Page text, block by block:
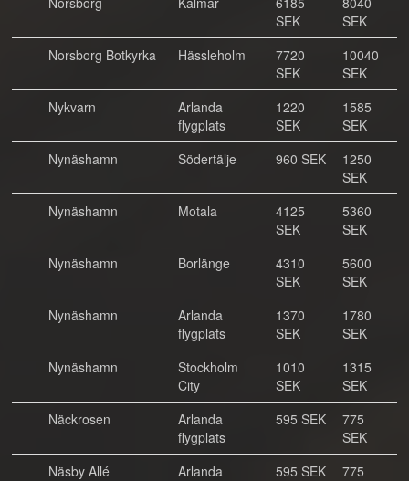
SEK
SEK
Norsborg Botkyrka
Hässleholm
7720
SEK
10040
SEK
Nykvarn
Arlanda
flygplats
1220
SEK
1585
SEK
Nynäshamn
Södertälje 960 SEK
1250
SEK
Nynäshamn
Motala
4125
SEK
5360
SEK
Nynäshamn
Borlänge
4310
SEK
5600
SEK
Nynäshamn
Arlanda
flygplats
1370
SEK
1780
SEK
Nynäshamn
Stockholm
City
1010
SEK
1315
SEK
Näckrosen
Arlanda
flygplats
595 SEK
775
SEK
Näsby Allé
Arlanda
595 SEK
775